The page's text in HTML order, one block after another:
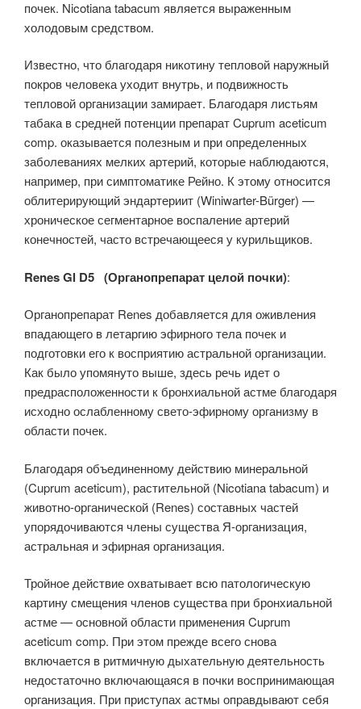
почек. Nicotiana tabacum является выраженным
холодовым средством.
Известно, что благодаря никотину тепловой наружный
покров человека уходит внутрь, и подвижность
тепловой организации замирает. Благодаря листьям
табака в средней потенции препарат Cuprum aceticum
comp. оказывается полезным и при определенных
заболеваниях мелких артерий, которые наблюдаются,
например, при симптоматике Рейно. К этому относится
облитерирующий эндартериит (Winiwarter-Bürger) —
хроническое сегментарное воспаление артерий
конечностей, часто встречающееся у курильщиков.
Renes Gl D5 (Органопрепарат целой почки):
Органопрепарат Renes добавляется для оживления
впадающего в летаргию эфирного тела почек и
подготовки его к восприятию астральной организации.
Как было упомянуто выше, здесь речь идет о
предрасположенности к бронхиальной астме благодаря
исходно ослабленному свето-эфирному организму в
области почек.
Благодаря объединенному действию минеральной
(Cuprum aceticum), растительной (Nicotiana tabacum) и
животно-органической (Renes) составных частей
упорядочиваются члены существа Я-организация,
астральная и эфирная организация.
Тройное действие охватывает всю патологическую
картину смещения членов существа при бронхиальной
астме — основной области применения Cuprum
aceticum comp. При этом прежде всего снова
включается в ритмичную дыхательную деятельность
недостаточно включающаяся в почки воспринимающая
организация. При приступах астмы оправдывают себя